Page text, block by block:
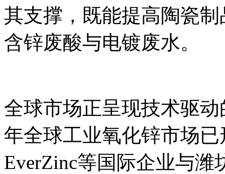
其支撑，既能提高陶瓷
含锌废酸与电镀废水。
全球市场正呈现技术驱
年全球工业氧化锌市场
EverZinc等国际企业与